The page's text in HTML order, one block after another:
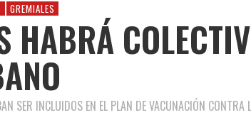
GREMIALES
HABRÁ
SER INCLUIDOS EN EL PLAN DE VACUNACIÓN